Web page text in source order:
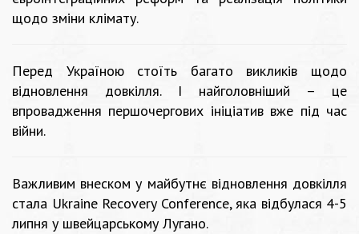
щодо зміни клімату.
Перед Україною стоїть багато викликів щодо
відновлення довкілля. І найголовніший – це
впровадження першочергових ініціатив вже під час
війни.
Важливим внеском у майбутнє відновлення довкілля
стала Ukraine Recovery Conference, яка відбулася 4-5
липня у швейцарському Лугано.